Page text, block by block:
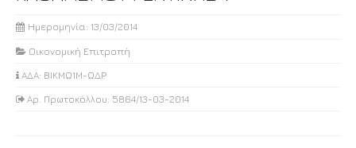
Ημερομηνία: 13/03/2014
Οικονομική Επιτροπή
ΑΔΑ: ΒΙΚΜΩ1Μ-ΩΔΡ
Αρ. Πρωτοκόλλου: 5864/13-03-2014